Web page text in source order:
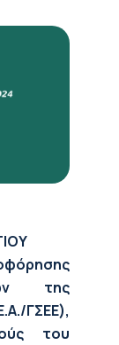
της
ΓΣΕΕ),
του